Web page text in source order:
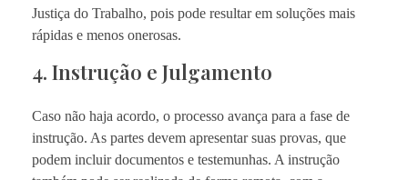
Justiça do Trabalho, pois pode resultar em soluções mais
rápidas e menos onerosas.
4. Instrução e Julgamento
Caso não haja acordo, o processo avança para a fase de
instrução. As partes devem apresentar suas provas, que
podem incluir documentos e testemunhas. A instrução